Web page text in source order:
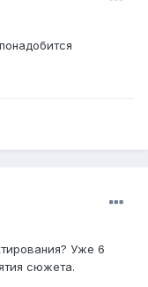
Уже 6
сюжета.